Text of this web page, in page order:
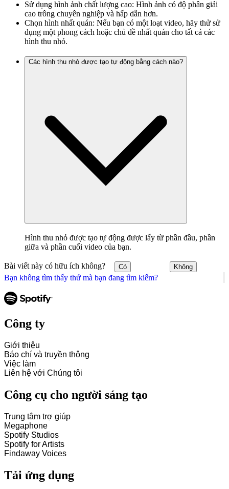
Bạn không tìm thấy thứ mà bạn đang tìm kiếm?
Sử dụng hình ảnh chất lượng cao: Hình ảnh có độ phân giải
cao trông chuyên nghiệp và hấp dẫn hơn.
Chọn hình nhất quán: Nếu bạn có một loạt video, hãy thử sử
dụng một phong cách hoặc chủ đề nhất quán cho tất cả các
hình thu nhỏ.
Các hình thu nhỏ được tạo tự động bằng cách nào?
Hình thu nhỏ được tạo tự động được lấy từ phần đầu, phần
giữa và phần cuối video của bạn.
Bài viết này có hữu ích không? Có Không
Công ty
Giới thiệu
Báo chí và truyền thông
Việc làm
Liên hệ với Chúng tôi
Công cụ cho người sáng tạo
Trung tâm trợ giúp
Megaphone
Spotify Studios
Spotify for Artists
Findaway Voices
Tải ứng dụng